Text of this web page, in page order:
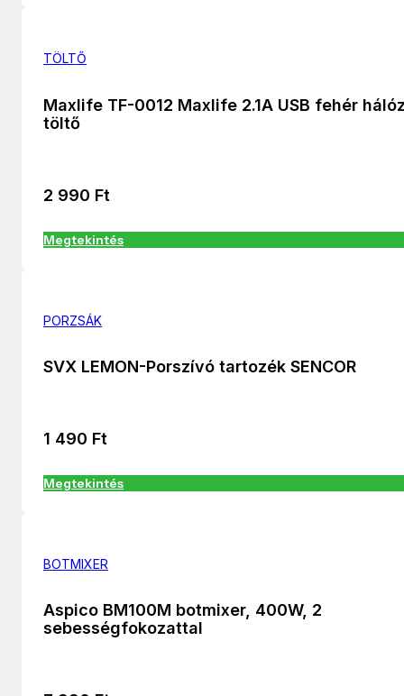
TÖLTŐ
Maxlife TF-0012 Maxlife 2.1A USB fehér
töltő
2 990 Ft
Megtekintés
PORZSÁK
SVX LEMON-Porszívó tartozék SENCOR
1 490 Ft
Megtekintés
BOTMIXER
Aspico BM100M botmixer, 400W, 2
sebességfokozattal